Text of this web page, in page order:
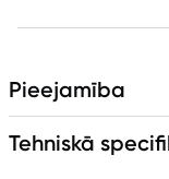
Blogs
Piegāde un
Pieejamība
Tehniskā